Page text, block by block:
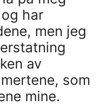
har
men jeg
av
som
mine.